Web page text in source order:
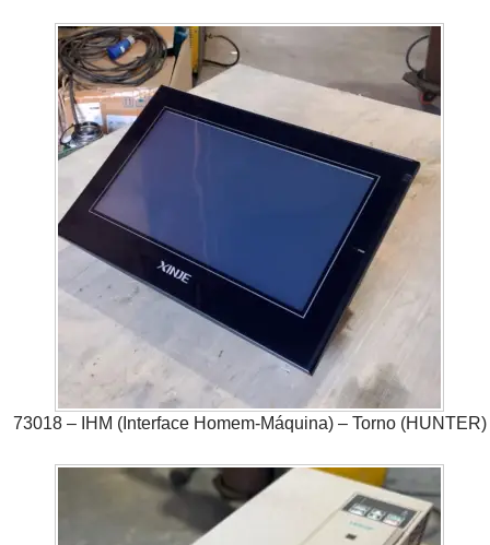
73018 – IHM (Interface Homem-Máquina) – Torno (HUNTER)